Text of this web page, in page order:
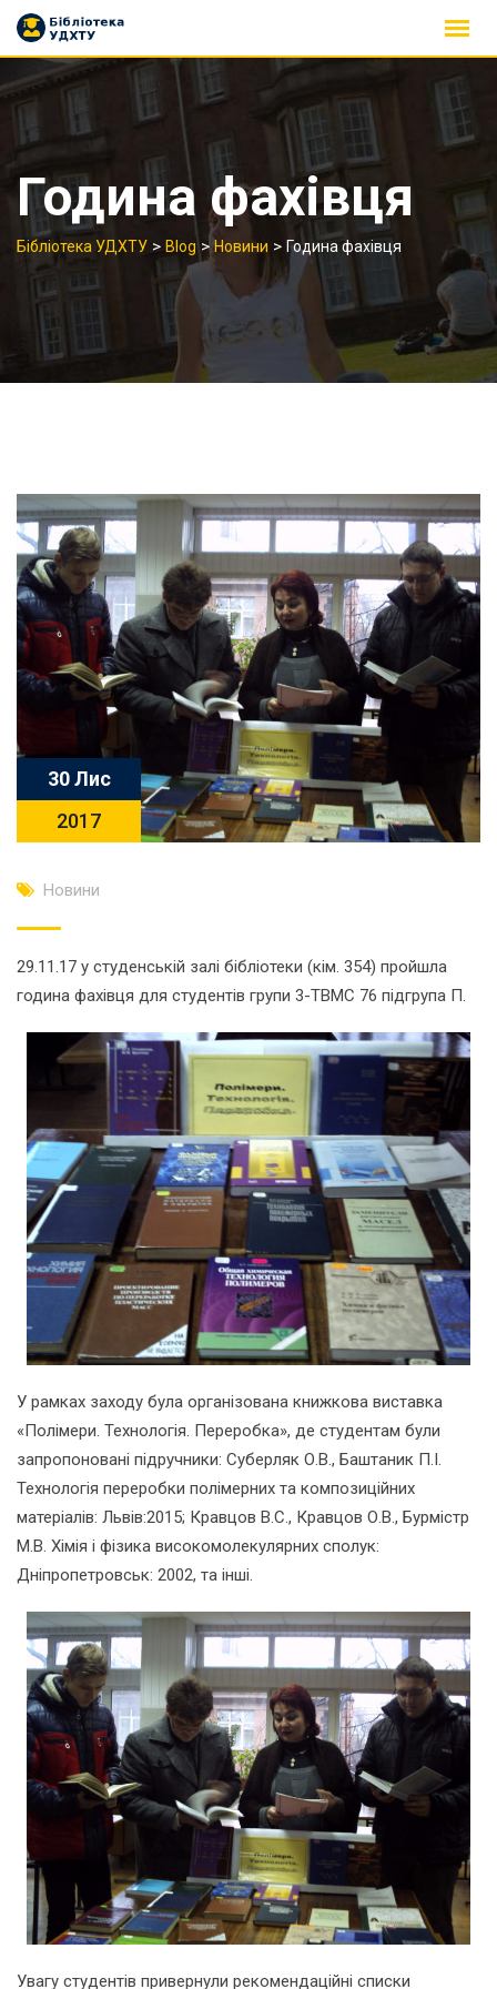
Skip
content
Година фахівця
Бібліотека УДХТУ > Blog >Новини > Година фахівця
30 Лис
2017
Новини
29.11.17 у студенській залі бібліотеки (кім. 354) пройшла
година фахівця для студентів групи 3-ТВМС 76 підгрупа П.
У рамках заходу була організована книжкова виставка
«Полімери. Технологія. Переробка», де студентам були
запропоновані підручники: Суберляк О.В., Баштаник П.І.
Технологія переробки полімерних та композиційних
матеріалів: Львів:2015; Кравцов В.С., Кравцов О.В., Бурмістр
М.В. Хімія і фізика високомолекулярних сполук:
Дніпропетровськ: 2002, та інші.
Увагу студентів привернули рекомендаційні списки